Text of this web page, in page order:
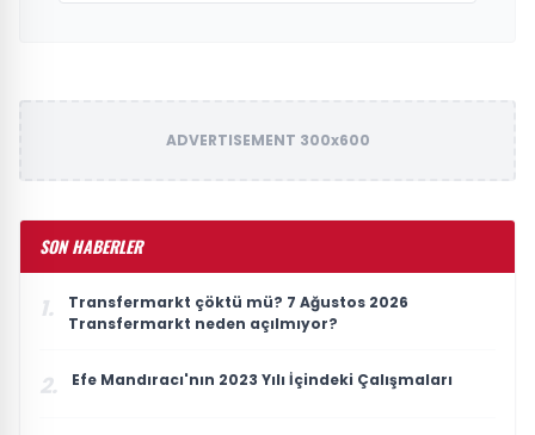
ADVERTISEMENT 300x600
SON HABERLER
1.
Transfermarkt çöktü mü? 7 Ağustos 2026
Transfermarkt neden açılmıyor?
2. Efe Mandıracı'nın 2023 Yılı İçindeki Çalışmaları